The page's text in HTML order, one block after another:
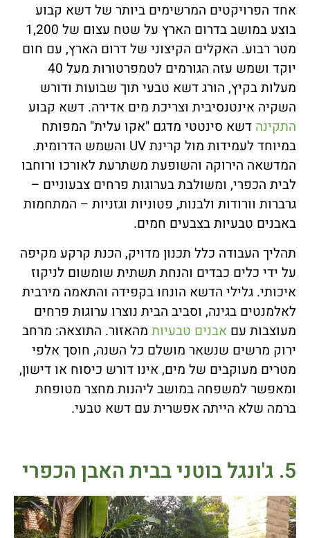
אחד הפרויקטים המרשימים ביותר של דשא קבוע
בוצע במושב בדרום הארץ על שטח עצום של 1,200
מטר רבוע. האקלים הקיצוני של דרום הארץ, עם חום
יוקד ושמש עזה הגורמים לטמפרטורות מעל 40
מעלות בקיץ, הורג דשא טבעי תוך שבועות ודורש
השקיה אינטנסיבית וצריכת מים אדירה. דשא קבוע
התקינה דשא סינטטי מדגם "אקו עלית" המפותח
במיוחד לעמידות מול קרינת UV והשמש הדרומית.
המדשאה הירוקה והשופעת משתרעת לאורכו ורוחבו
לבית הכפרי, ומשולבת בערוגות פרחים צבעוניים –
גרברות וורודות ולבנות, פטוניות וגזניות – המתחמות
באבנים טבעיות בצבעים חמים.
תהליך העבודה כלל תכנון מדויק, הכנת קרקע מקיפה
על ידי כלים כבדים והנחת תשתית שומשום לניקוז
איכותי. גלילי הדשא הונחו בקפידה והתאמה מירבית
לאלמנטים בגינה, וסביב הבית נוצרו ערוגות פרחים
מעוצבות עם אבנים טבעיות מהאזור. התוצאה: מרחב
ירוק מרשים שנשאר מושלם כל השנה, חוסך אלפי
מטרים מעוקבים של מים, אינו דורש כיסוח או דישון,
ומאפשר למשפחה במושב ליהנות מחצר מטופחת
ברמה שלא הייתה אפשרית עם דשא טבעי.
5. ג'ונגל בוטני בבית האבן הכפרי